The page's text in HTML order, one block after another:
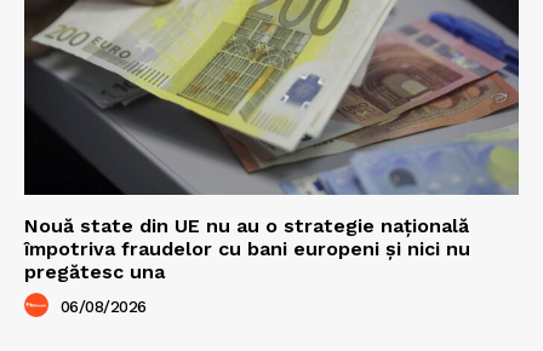
Nouă state din UE nu au o strategie națională
împotriva fraudelor cu bani europeni și nici nu
pregătesc una
06/08/2026